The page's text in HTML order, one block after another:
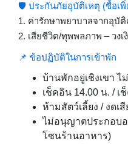
🛡 ประกันภัยอุบัติเหตุ (ซื้อเ
1. ค่ารักษาพยาบาลจากอุบัติ
2. เสียชีวิต/ทุพพลภาพ – วงเ
📌 ข้อปฏิบัติในการเข้าพัก
บ้านพักอยู่เชิงเขา ไ
เช็คอิน 14.00 น. / เ
ห้ามสัตว์เลี้ยง / งดเ
ไม่อนุญาตประกอบ
โซนร้านอาหาร)